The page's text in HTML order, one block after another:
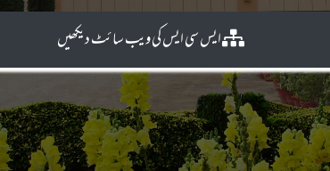
ایس سی ایس کی ویب سا ئٹ دیکھیں